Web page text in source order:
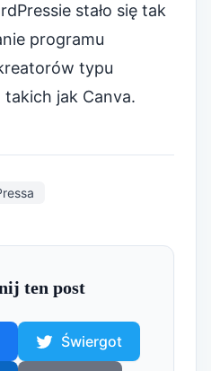
stało się tak
programu
typu
takich jak Canva.
ten post
Świergot